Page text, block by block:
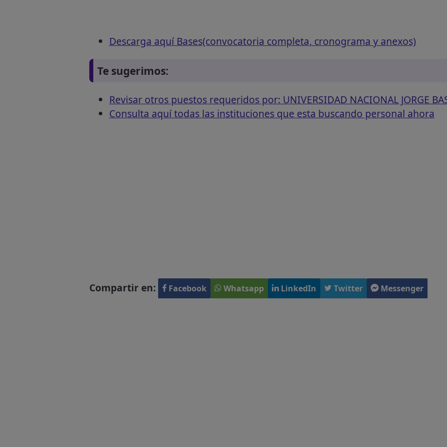
Descarga aquí Bases(convocatoria completa, cronograma y anexos)
Te sugerimos:
Revisar otros puestos requeridos por: UNIVERSIDAD NACIONAL JORGE
Consulta aquí todas las instituciones que esta buscando personal ahora
Compartir en: Facebook Whatsapp LinkedIn Twitter Messenger